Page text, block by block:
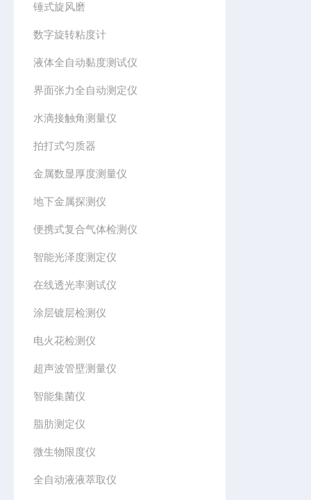
锤式旋风磨
数字旋转粘度计
液体全自动黏度测试仪
界面张力全自动测定仪
水滴接触角测量仪
拍打式匀质器
金属数显厚度测量仪
地下金属探测仪
便携式复合气体检测仪
智能光泽度测定仪
在线透光率测试仪
涂层镀层检测仪
电火花检测仪
超声波管壁测量仪
智能集菌仪
脂肪测定仪
微生物限度仪
全自动液液萃取仪